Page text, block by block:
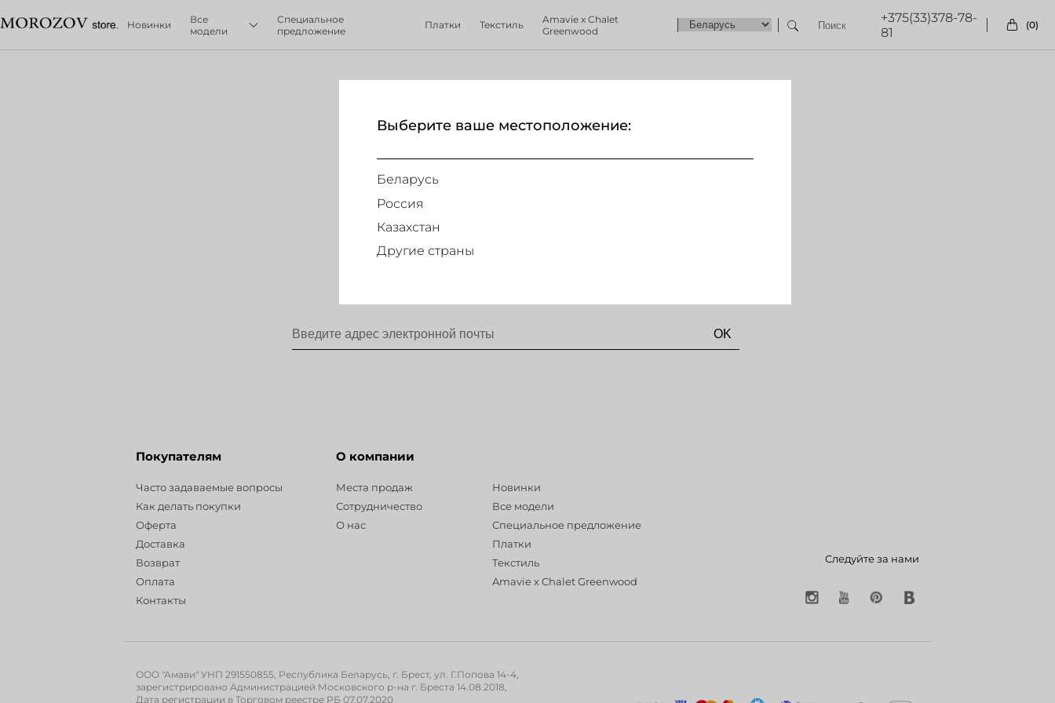
Новинки
Все
модели
Специальное
предложение
Платки Текстиль
Amavie x Chalet
Greenwood
+375(33)378-78-
81
(0)
404
ПОДПИШИТЕСЬ НА НАШУ РАССЫЛКУ
Покупателям
Часто задаваемые вопросы
Как делать покупки
Оферта
Доставка
Возврат
Оплата
Контакты
О компании
Места продаж
Сотрудничество
О нас
Новинки
Все модели
Специальное предложение
Платки
Текстиль
Amavie x Chalet Greenwood
Следуйте за нами
ООО "Амави" УНП 291550855, Республика Беларусь, г. Брест, ул. Г.Попова 14-4,
зарегистрировано Администрацией Московского р-на г. Бреста 14.08.2018,
Дата регистрации в Торговом реестре РБ 07.07.2020
Выберите ваше местоположение:
Беларусь
Россия
Казахстан
Другие страны